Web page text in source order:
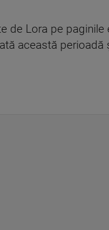
de Lora pe paginile
această perioadă